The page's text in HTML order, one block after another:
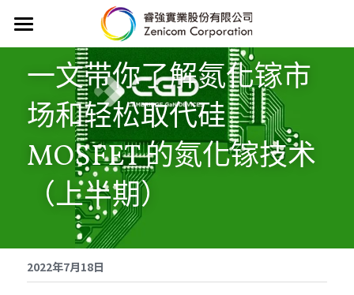
首頁
競爭優勢
產業應用
代理產品線
新聞
聯絡我們
English
一文带你了解氮化镓市
场和轻松取代硅
MOSFET 的氮化镓技术
（上半期）
2022年7月18日